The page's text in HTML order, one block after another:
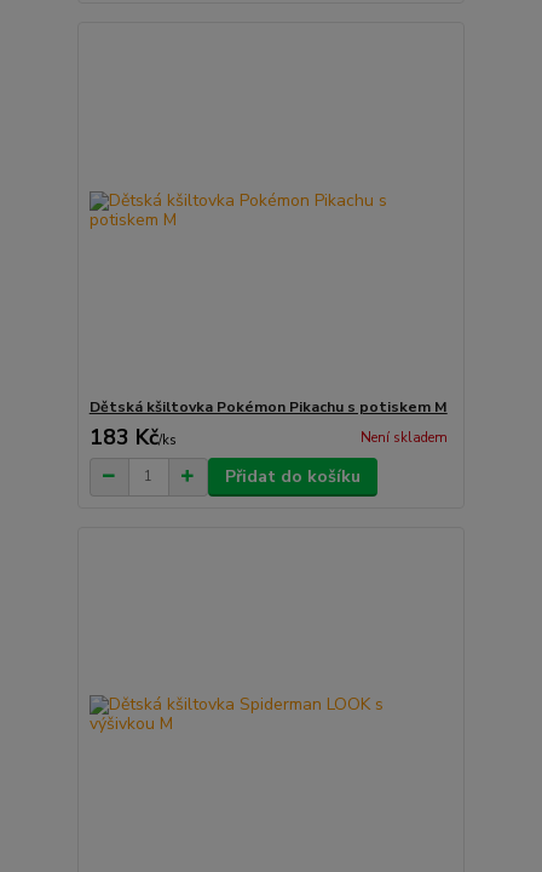
Dětská kšiltovka Pokémon Pikachu s potiskem M
183 Kč/ks Není skladem
Přidat do košíku